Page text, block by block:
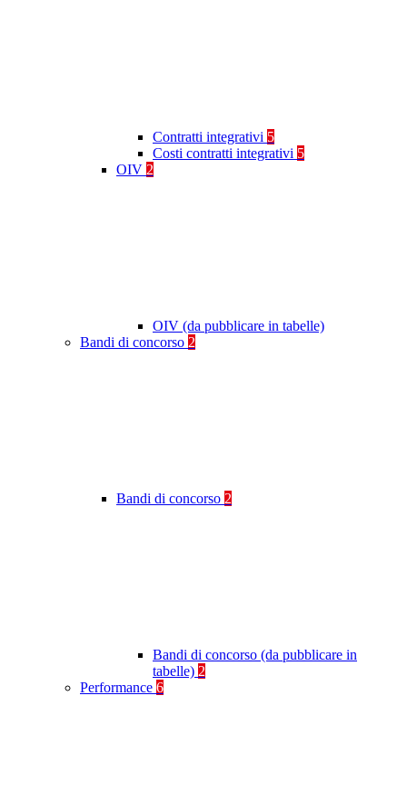
Contratti integrativi 5
Costi contratti integrativi 5
OIV 2
OIV (da pubblicare in tabelle)
Bandi di concorso 2
Bandi di concorso 2
Bandi di concorso (da pubblicare in
tabelle) 2
Performance 6